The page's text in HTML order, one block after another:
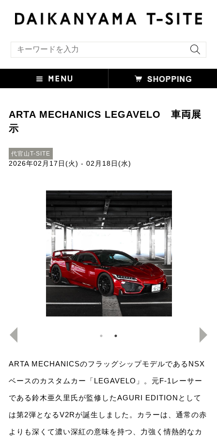
ARTA MECHANICS LEGAVELO 車両展
示
代官山T-SITE
2026年02月17日(火) - 02月18日(水)
ARTA MECHANICSのフラッグシップモデルであるNSX
ベースのカスタムカー「LEGAVELO」。元F-1レーサー
である鈴木亜久里氏が監修したAGURI EDITIONとして
は第2弾となるV2Rが誕生しました。カラーは、通常の赤
よりも深くて濃い深紅の意味を持つ、力強く情熱的なカ